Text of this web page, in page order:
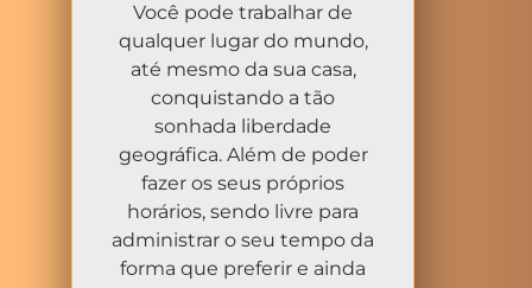
Você pode trabalhar de
qualquer lugar do mundo,
até mesmo da sua casa,
conquistando a tão
sonhada liberdade
geográfica. Além de poder
fazer os seus próprios
horários, sendo livre para
administrar o seu tempo da
forma que preferir e ainda